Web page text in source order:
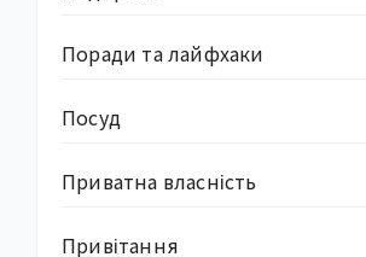
Поради та лайфхаки
Посуд
Приватна власність
Привітання